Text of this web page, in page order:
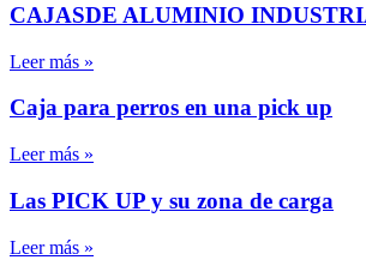
CAJASDE ALUMINIO
Leer más »
Caja para perros en una pick up
Leer más »
Las PICK UP y su zona de carga
Leer más »